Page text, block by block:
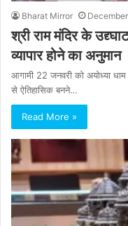
Bharat Mirror
श्री राम मंदिर के
व्यापार होने का अनुमान
आगामी 22 जनवरी को अयोध्या धाम
से ऐतिहासिक बनने…
Read More »